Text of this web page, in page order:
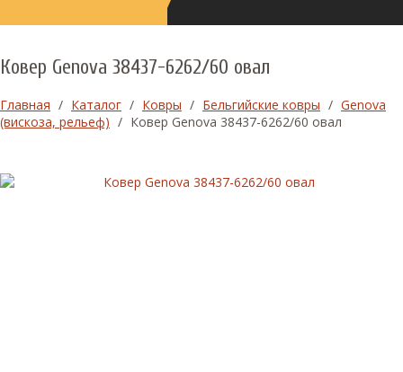
Ковер Genova 38437-6262/60 овал
Главная / Каталог / Ковры / Бельгийские ковры / Genova
(вискоза, рельеф) / Ковер Genova 38437-6262/60 овал